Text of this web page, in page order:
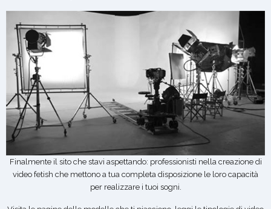
Finalmente il sito che stavi aspettando: professionisti nella creazione di
video fetish che mettono a tua completa disposizione le loro capacità
per realizzare i tuoi sogni.